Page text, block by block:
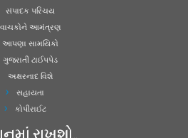
સંપાદક પરિચય
વાચકોને આમંત્રણ
આપણા સામયિકો
ગુજરાતી ટાઈપપેડ
અક્ષરનાદ વિશે
સહાયતા
કોપીરાઈટ
રાખશો..